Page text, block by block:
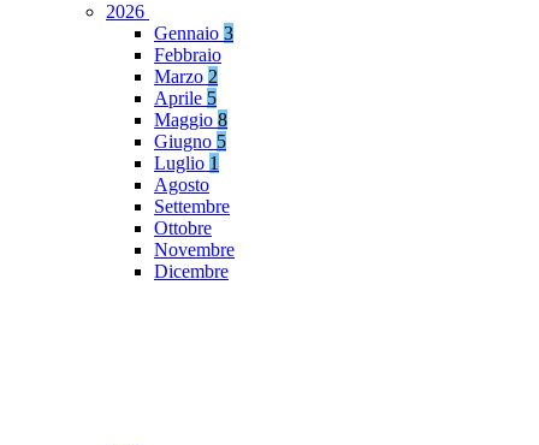
2026
Gennaio 3
Febbraio
Marzo 2
Aprile 5
Maggio 8
Giugno 5
Luglio 1
Agosto
Settembre
Ottobre
Novembre
Dicembre